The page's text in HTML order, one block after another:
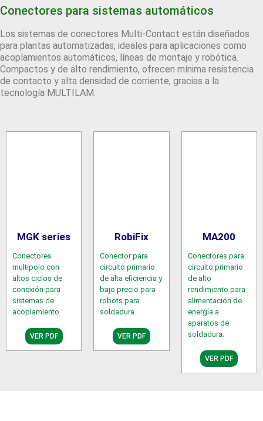
Conectores para sistemas automáticos
Los sistemas de conectores Multi-Contact están diseñados
para plantas automatizadas, ideales para aplicaciones como
acoplamientos automáticos, líneas de montaje y robótica.
Compactos y de alto rendimiento, ofrecen mínima resistencia
de contacto y alta densidad de corriente, gracias a la
tecnología MULTILAM.
MGK series
Conectores
multipolo con
altos ciclos de
conexión para
sistemas de
acoplamiento.
VER PDF
RobiFix
Conector para
circuito primario
de alta eficiencia y
bajo precio para
robots para
soldadura.
VER PDF
MA200
Conectores para
circuito primario
de alto
rendimiento para
alimentación de
energía a
aparatos de
soldadura.
VER PDF